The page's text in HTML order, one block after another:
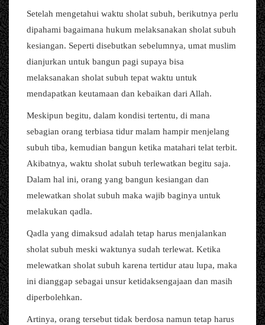
Setelah mengetahui waktu sholat subuh, berikutnya perlu
dipahami bagaimana hukum melaksanakan sholat subuh
kesiangan. Seperti disebutkan sebelumnya, umat muslim
dianjurkan untuk bangun pagi supaya bisa
melaksanakan sholat subuh tepat waktu untuk
mendapatkan keutamaan dan kebaikan dari Allah.
Meskipun begitu, dalam kondisi tertentu, di mana
sebagian orang terbiasa tidur malam hampir menjelang
subuh tiba, kemudian bangun ketika matahari telat terbit.
Akibatnya, waktu sholat subuh terlewatkan begitu saja.
Dalam hal ini, orang yang bangun kesiangan dan
melewatkan sholat subuh maka wajib baginya untuk
melakukan qadla.
Qadla yang dimaksud adalah tetap harus menjalankan
sholat subuh meski waktunya sudah terlewat. Ketika
melewatkan sholat subuh karena tertidur atau lupa, maka
ini dianggap sebagai unsur ketidaksengajaan dan masih
diperbolehkan.
Artinya, orang tersebut tidak berdosa namun tetap harus